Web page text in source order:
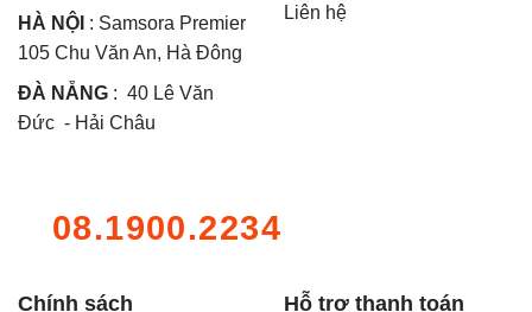
HÀ NỘI : Samsora Premier
105 Chu Văn An, Hà Đông
ĐÀ NẴNG : 40 Lê Văn
Đức - Hải Châu
08.1900.2234
Liên hệ
Chính sách Hỗ trợ thanh toán